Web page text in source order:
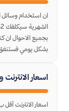
ان استخدام وسائل
بشكل يومي فستنفق
اسعار الانترنت